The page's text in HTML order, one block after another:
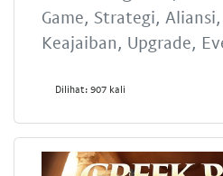
Game, Strategi,
Keajaiban, Upgrade,
Dilihat: 907 kali